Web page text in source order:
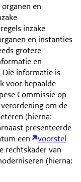
en
inzake
en instanties
grotere
en
Die informatie is
voor bepaalde
Commissie op
om de
(hierna:
presenteerde
een
voorstel
rechtskader van
(hierna: